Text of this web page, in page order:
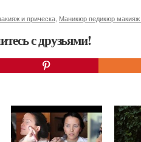
и прическа Маникюр педикюр макияж
с друзьями!